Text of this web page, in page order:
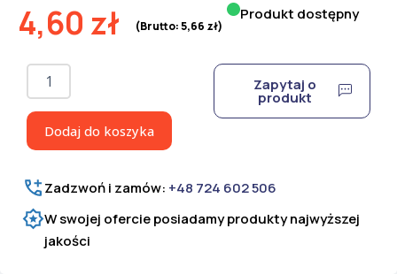
4,60 zł (Brutto:5,66 zł)
Produkt dostępny
ilość
Obejma
ocynkowana
i
proszkowo
Dodaj do koszyka
Zapytaj o
produkt
Zadzwoń i zamów: +48 724 602 506
W swojej ofercie posiadamy produkty najwyższej
jakości